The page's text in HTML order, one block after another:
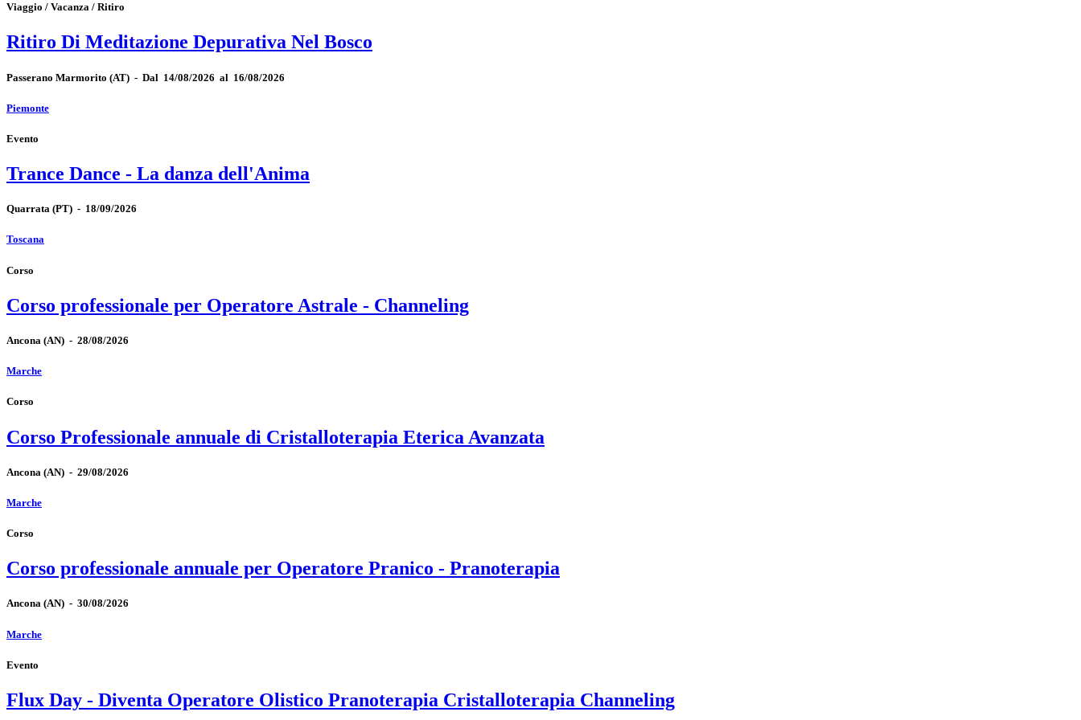
Viaggio / Vacanza / Ritiro
Ritiro Di Meditazione Depurativa Nel Bosco
Passerano Marmorito (AT) - Dal 14/08/2026 al 16/08/2026
Piemonte
Evento
Trance Dance - La danza dell'Anima
Quarrata (PT) - 18/09/2026
Toscana
Corso
Corso professionale per Operatore Astrale - Channeling
Ancona (AN) - 28/08/2026
Marche
Corso
Corso Professionale annuale di Cristalloterapia Eterica Avanzata
Ancona (AN) - 29/08/2026
Marche
Corso
Corso professionale annuale per Operatore Pranico - Pranoterapia
Ancona (AN) - 30/08/2026
Marche
Evento
Flux Day - Diventa Operatore Olistico Pranoterapia Cristalloterapia Channeling